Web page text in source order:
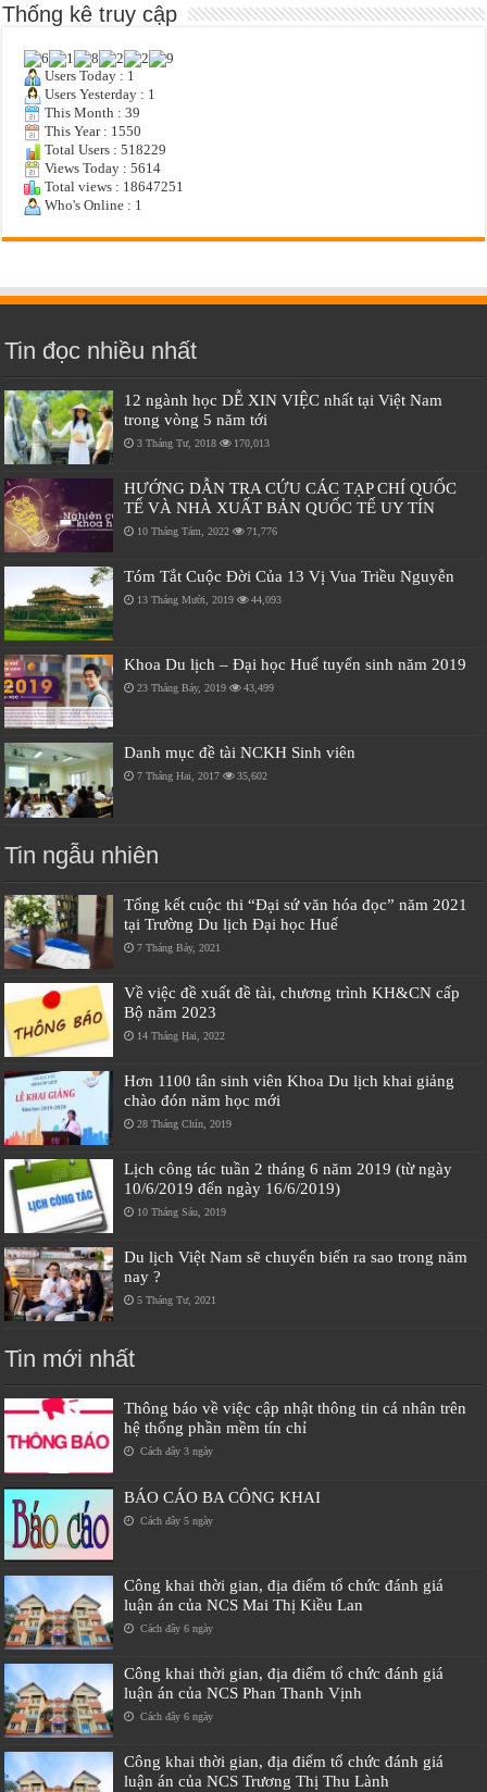
Thống kê truy cập
Users Today : 1
Users Yesterday : 1
This Month : 39
This Year : 1550
Total Users : 518229
Views Today : 5614
Total views : 18647251
Who's Online : 1
Tin đọc nhiều nhất
12 ngành học DỄ XIN VIỆC nhất tại Việt Nam
trong vòng 5 năm tới
3 Tháng Tư, 2018 170,013
HƯỚNG DẪN TRA CỨU CÁC TẠP CHÍ QUỐC
TẾ VÀ NHÀ XUẤT BẢN QUỐC TẾ UY TÍN
10 Tháng Tám, 2022 71,776
Tóm Tắt Cuộc Đời Của 13 Vị Vua Triều Nguyễn
13 Tháng Mười, 2019 44,093
Khoa Du lịch – Đại học Huế tuyển sinh năm 2019
23 Tháng Bảy, 2019 43,499
Danh mục đề tài NCKH Sinh viên
7 Tháng Hai, 2017 35,602
Tin ngẫu nhiên
Tổng kết cuộc thi “Đại sứ văn hóa đọc” năm 2021
tại Trường Du lịch Đại học Huế
7 Tháng Bảy, 2021
Về việc đề xuất đề tài, chương trình KH&CN cấp
Bộ năm 2023
14 Tháng Hai, 2022
Hơn 1100 tân sinh viên Khoa Du lịch khai giảng
chào đón năm học mới
28 Tháng Chín, 2019
Lịch công tác tuần 2 tháng 6 năm 2019 (từ ngày
10/6/2019 đến ngày 16/6/2019)
10 Tháng Sáu, 2019
Du lịch Việt Nam sẽ chuyển biến ra sao trong năm
nay ?
5 Tháng Tư, 2021
Tin mới nhất
Thông báo về việc cập nhật thông tin cá nhân trên
hệ thống phần mềm tín chỉ
Cách đây 3 ngày
BÁO CÁO BA CÔNG KHAI
Cách đây 5 ngày
Công khai thời gian, địa điểm tổ chức đánh giá
luận án của NCS Mai Thị Kiều Lan
Cách đây 6 ngày
Công khai thời gian, địa điểm tổ chức đánh giá
luận án của NCS Phan Thanh Vịnh
Cách đây 6 ngày
Công khai thời gian, địa điểm tổ chức đánh giá
luận án của NCS Trương Thị Thu Lành